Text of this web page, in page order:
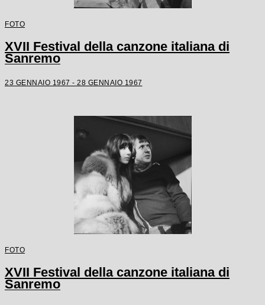
FOTO
XVII Festival della canzone italiana di
Sanremo
23 GENNAIO 1967 - 28 GENNAIO 1967
FOTO
XVII Festival della canzone italiana di
Sanremo